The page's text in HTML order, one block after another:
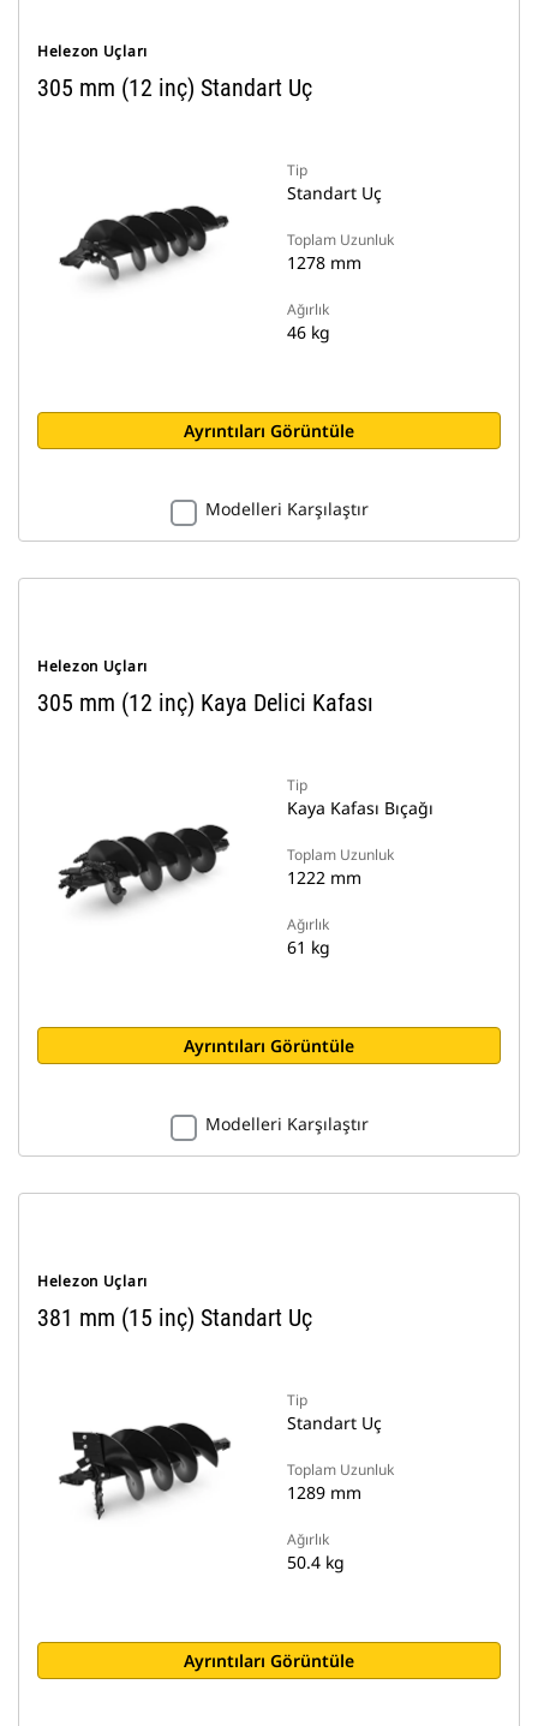
Helezon Uçları
305 mm (12 inç) Standart Uç
Tip
Standart Uç
Toplam Uzunluk
1278 mm
Ağırlık
46 kg
Ayrıntıları Görüntüle
Modelleri Karşılaştır
Helezon Uçları
305 mm (12 inç) Kaya Delici Kafası
Tip
Kaya Kafası Bıçağı
Toplam Uzunluk
1222 mm
Ağırlık
61 kg
Ayrıntıları Görüntüle
Modelleri Karşılaştır
Helezon Uçları
381 mm (15 inç) Standart Uç
Tip
Standart Uç
Toplam Uzunluk
1289 mm
Ağırlık
50.4 kg
Ayrıntıları Görüntüle